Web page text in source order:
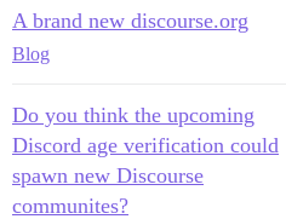
A brand new discourse.org
Blog
Do you think the upcoming
Discord age verification could
spawn new Discourse
communites?